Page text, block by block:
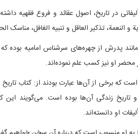
و النعمة، تذکیر العاقل و تنبیه الغافل، مناسک
پدرش از چهره‌های سرشناس امامیه بوده
محضر او نیز کسب علم نموده‌اند.
است که برخی از آن‌ها عبارت بودند از: کتاب
و تاریخ زندگی آن‌ها بوده است. می‌گویند
او دانسته‌اند.